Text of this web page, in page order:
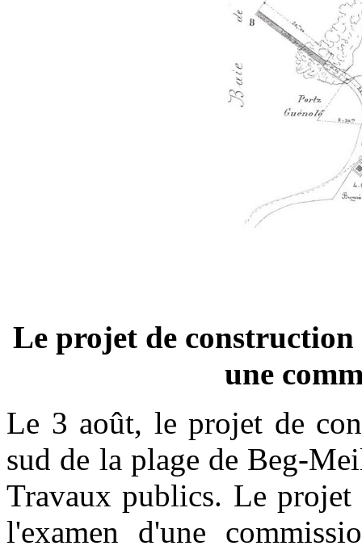
Le projet de construction
une
Le 3 août, le projet de
sud de la plage de Beg-
Travaux publics. Le projet
l'examen d'une